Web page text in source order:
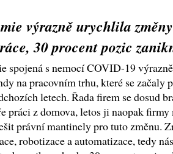
výrazně urychlila
30 procent pozic
spojená s nemocí COVID-19
na pracovním trhu, které se začaly
letech. Řada firem se dosud
práci z domova, letos ji naopak
právní mantinely pro tuto změnu.
robotizace a automatizace, tedy